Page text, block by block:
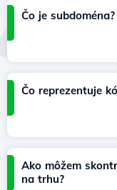
Čo je subdoména?
Čo reprezentuje
Ako môžem
na trhu?